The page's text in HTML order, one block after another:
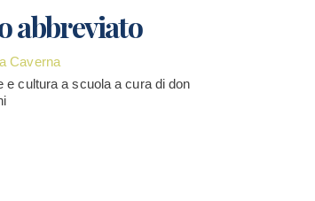
abbreviato
Caverna
e cultura a scuola a cura di don